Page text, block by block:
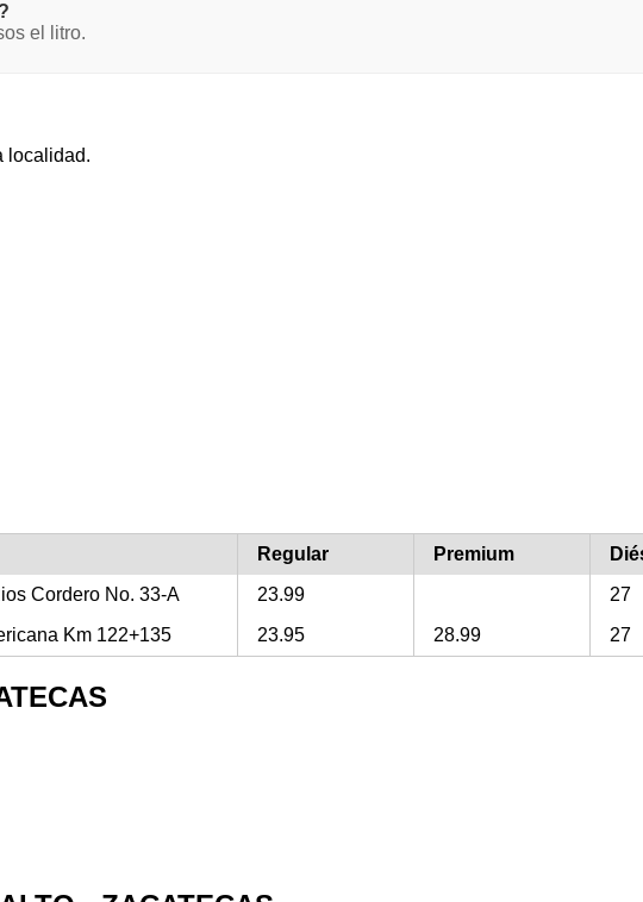
el litro.
localidad.
Regular Premium
Cordero No. 33-A 23.99
27
Km 122+135 23.95 28.99 27